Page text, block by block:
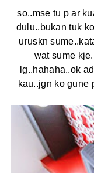
so..mse tu p ar
dulu..bukan tuk
uruskn
wat sume
lg..hahaha..ok
kau..jgn ko gune